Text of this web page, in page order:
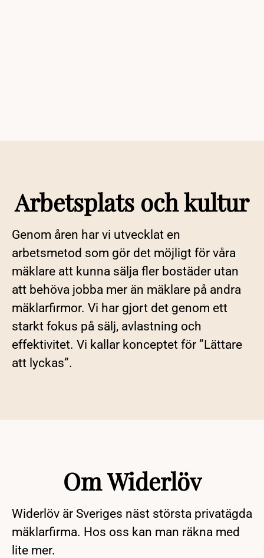
Arbetsplats och kultur
Genom åren har vi utvecklat en
arbetsmetod som gör det möjligt för våra
mäklare att kunna sälja fler bostäder utan
att behöva jobba mer än mäklare på andra
mäklarfirmor. Vi har gjort det genom ett
starkt fokus på sälj, avlastning och
effektivitet. Vi kallar konceptet för ”Lättare
att lyckas”.
Om Widerlöv
Widerlöv är Sveriges näst största privatägda
mäklarfirma. Hos oss kan man räkna med
lite mer.